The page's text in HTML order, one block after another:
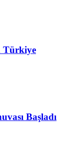
Türkiye
Başladı